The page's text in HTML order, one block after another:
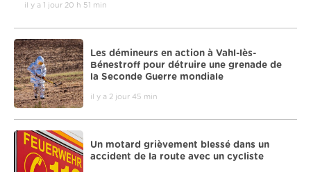
il y a 1 jour 20 h 51 min
Les démineurs en action à Vahl-lès-
Bénestroff pour détruire une grenade de
la Seconde Guerre mondiale
il y a 2 jour 45 min
Un motard grièvement blessé dans un
accident de la route avec un cycliste